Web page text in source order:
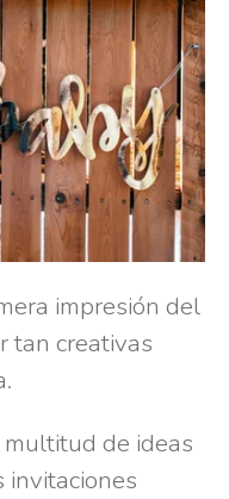
impresión del
tan creativas
de ideas
invitaciones